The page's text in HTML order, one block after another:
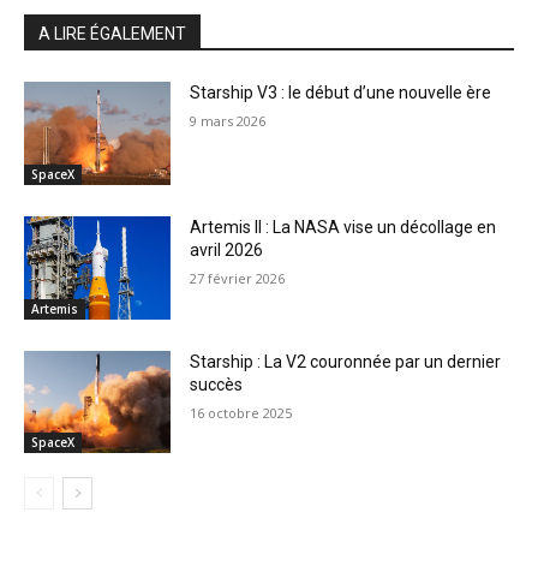
A LIRE ÉGALEMENT
SpaceX
Starship V3 : le début d’une nouvelle ère
9 mars 2026
Artemis
Artemis II : La NASA vise un décollage en
avril 2026
27 février 2026
SpaceX
Starship : La V2 couronnée par un dernier
succès
16 octobre 2025